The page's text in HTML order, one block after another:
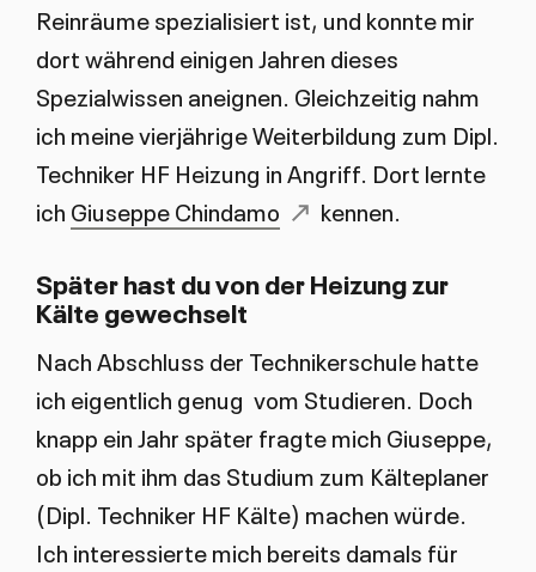
Reinräume spezialisiert ist, und konnte mir
dort während einigen Jahren dieses
Spezialwissen aneignen. Gleichzeitig nahm
ich meine vierjährige Weiterbildung zum Dipl.
Techniker HF Heizung in Angriff. Dort lernte
ich Giuseppe Chindamo kennen.
Später hast du von der Heizung zur
Kälte gewechselt
Nach Abschluss der Technikerschule hatte
ich eigentlich genug vom Studieren. Doch
knapp ein Jahr später fragte mich Giuseppe,
ob ich mit ihm das Studium zum Kälteplaner
(Dipl. Techniker HF Kälte) machen würde.
Ich interessierte mich bereits damals für